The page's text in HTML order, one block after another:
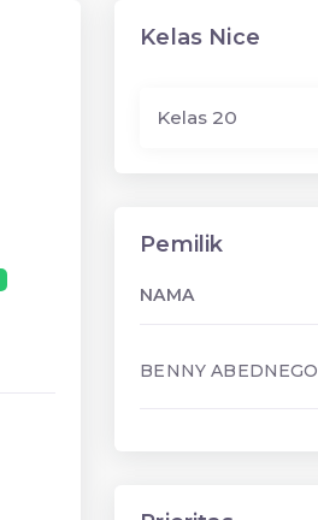
Kelas Nice
Kelas 20
Pemilik
NAMA
BENNY ABEDNEGO